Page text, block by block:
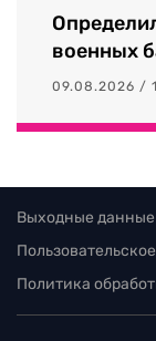
военных
09.08.2026 /
Выходные
Политика